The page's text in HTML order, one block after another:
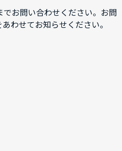
でお問い合わせください。お問
わせてお知らせください。